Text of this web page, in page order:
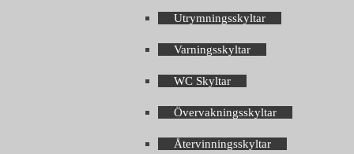
Utrymningsskyltar
Varningsskyltar
WC Skyltar
Övervakningsskyltar
Återvinningsskyltar